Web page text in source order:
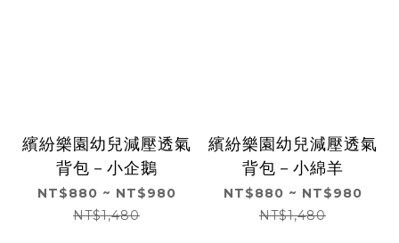
繽紛樂園幼兒減壓透氣
背包－小企鵝
NT$880 ~ NT$980
NT$1,480
繽紛樂園幼兒減壓透氣
背包－小綿羊
NT$880 ~ NT$980
NT$1,480